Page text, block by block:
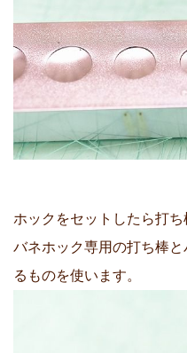
ホックをセットしたら打ち
バネホック専用の打ち棒
るものを使います。